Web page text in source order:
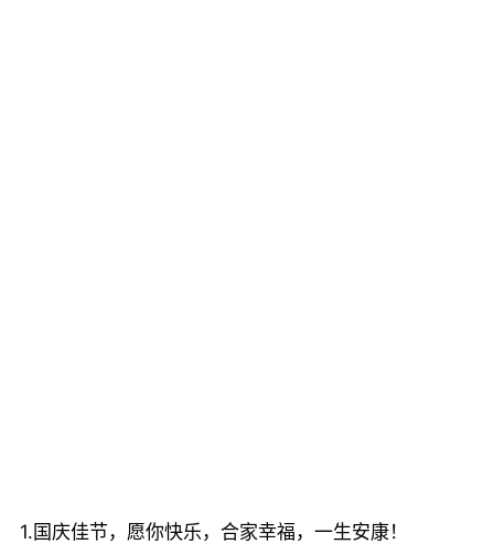
1.国庆佳节，愿你快乐，合家幸福，一生安康！